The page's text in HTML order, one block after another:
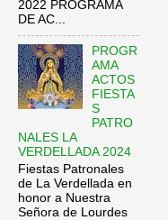
2022 PROGRAMA
DE AC...
PROGR
AMA
ACTOS
FIESTA
S
PATRO
NALES LA
VERDELLADA 2024
Fiestas Patronales
de La Verdellada en
honor a Nuestra
Señora de Lourdes